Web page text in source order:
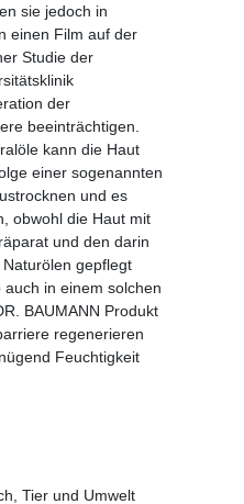
sie jedoch in
einen Film auf der
Studie der
der
beeinträchtigen.
kann die Haut
einer sogenannten
und es
obwohl die Haut mit
und den darin
gepflegt
in einem solchen
BAUMANN Produkt
regenerieren
Feuchtigkeit
Tier und Umwelt